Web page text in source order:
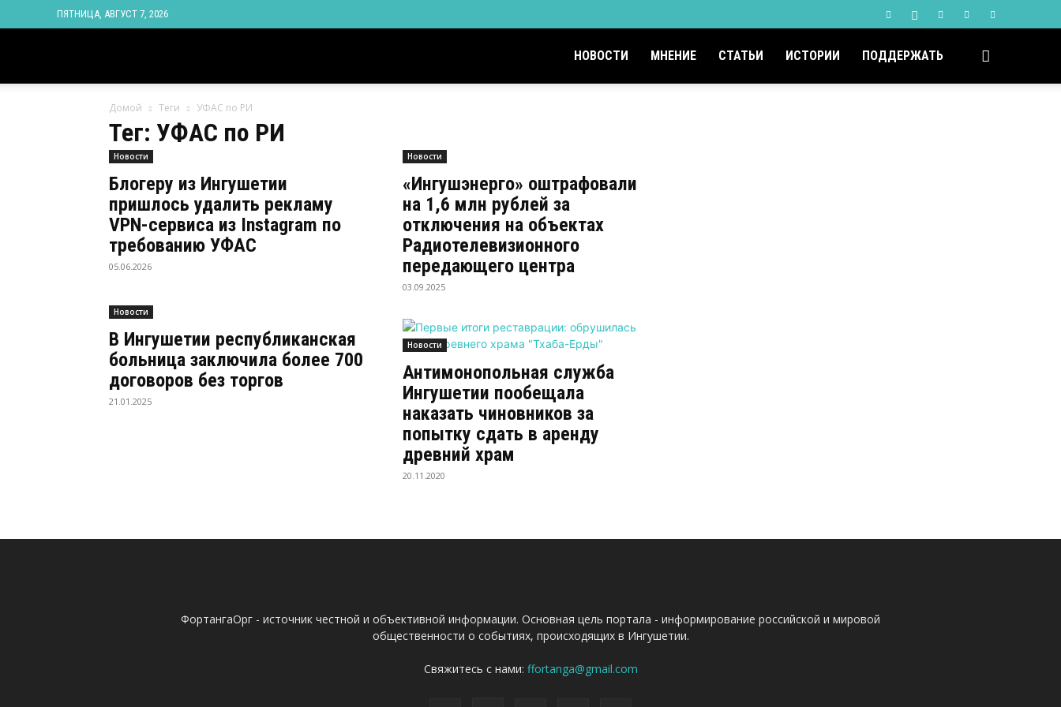
ПЯТНИЦА, АВГУСТ 7, 2026
Ингушетии
НОВОСТИ МНЕНИЕ СТАТЬИ ИСТОРИИ ПОДДЕРЖАТЬ
Домой Теги УФАС по РИ
Тег: УФАС по РИ
Новости
Блогеру из Ингушетии
пришлось удалить рекламу
VPN-сервиса из Instagram по
требованию УФАС
05.06.2026
Новости
«Ингушэнерго» оштрафовали
на 1,6 млн рублей за
отключения на объектах
Радиотелевизионного
передающего центра
03.09.2025
Новости
В Ингушетии республиканская
больница заключила более 700
договоров без торгов
21.01.2025
Новости
Антимонопольная служба
Ингушетии пообещала
наказать чиновников за
попытку сдать в аренду
древний храм
20.11.2020
ФортангаОрг - источник честной и объективной информации. Основная цель портала - информирование российской и мировой
общественности о событиях, происходящих в Ингушетии.
Свяжитесь с нами: ffortanga@gmail.com